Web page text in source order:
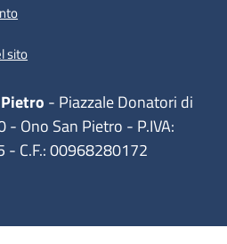
sito
- Piazzale Donatori di
- Ono San Pietro - P.IVA:
C.F.: 00968280172